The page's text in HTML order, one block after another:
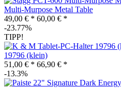
Multi-Murpose Metal Table
49,00 € * 60,00 € *
-23.77%
TIPP!
19796 (klein)
51,00 € * 66,90 € *
-13.3%